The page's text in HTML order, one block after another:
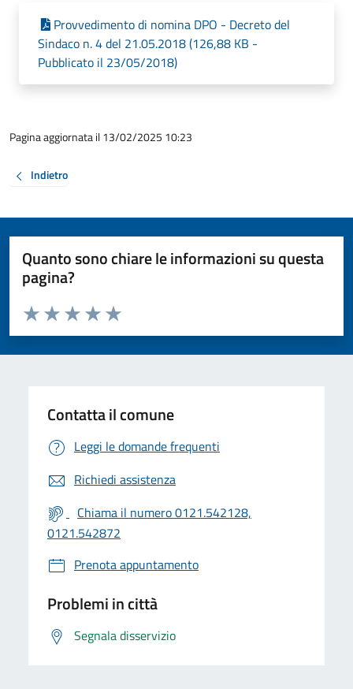
Provvedimento di nomina DPO - Decreto del
Sindaco n. 4 del 21.05.2018 (126,88 KB -
Pubblicato il 23/05/2018)
Pagina aggiornata il 13/02/2025 10:23
Indietro
Quanto sono chiare le informazioni su questa
pagina?
Valuta da 1 a 5 stelle la pagina
Valuta 5 stelle su 5
Valuta 4 stelle su 5
Valuta 3 stelle su 5
Valuta 2 stelle su 5
Valuta 1 stelle su 5
Contatta il comune
Leggi le domande frequenti
Richiedi assistenza
Chiama il numero 0121.542128,
0121.542872
Prenota appuntamento
Problemi in città
Segnala disservizio